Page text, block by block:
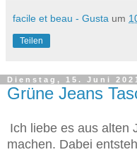
facile et beau - Gusta um
Teilen
Dienstag, 15. Juni 2021
Grüne Jeans
Ich liebe es aus alten
machen. Dabei